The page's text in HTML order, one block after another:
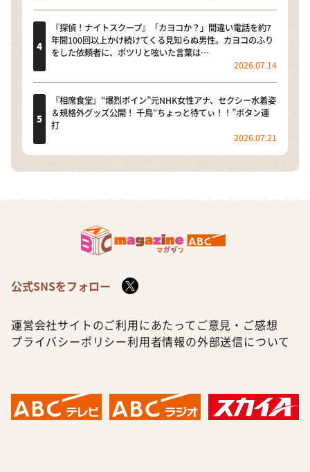
『探偵！ナイトスクープ』「カヨコか？」間違い電話を約7
年間100回以上かけ続けてくる見知らぬ男性。カヨコのふり
をした依頼者に、ポツリと呟いた言葉は…
2026.07.14
『相席食堂』“爆烈ボイン”元NHK女性アナ、セクシー水着姿
＆規格外グッズ公開！ 千鳥“ちょっと待てぃ！！”ボタン連
打
2026.07.21
公式SNSをフォロー
運営会社サイトのご利用にあたって ご意見・ご感想
プライバシーポリシー利用者情報の外部送信について